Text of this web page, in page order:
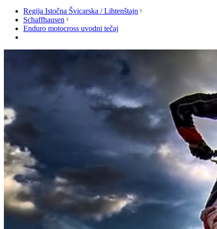
Regija Istočna Švicarska / Lihtenštajn
Schaffhausen
Enduro motocross uvodni tečaj